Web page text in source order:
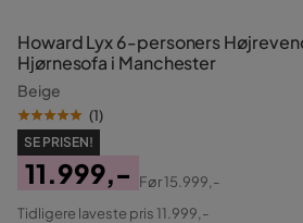
Howard Lyx 6-personers
Hjørnesofa i Manchester
Beige
(1)
SE PRISEN!
Pris
11.999,-
Original
Før15.999,-
Tidligere laveste pris 11.999,-